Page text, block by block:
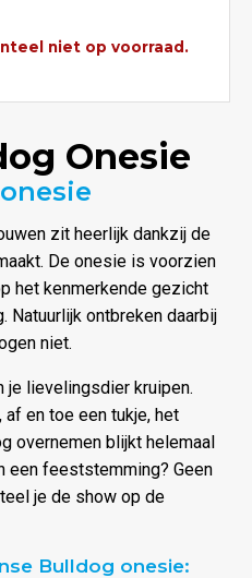
niet op voorraad.
Onesie
zit heerlijk dankzij de
De onesie is voorzien
het kenmerkende gezicht
Natuurlijk ontbreken daarbij
niet.
je lievelingsdier kruipen.
af en toe een tukje, het
overnemen blijkt helemaal
een feeststemming? Geen
je de show op de
Bulldog onesie: